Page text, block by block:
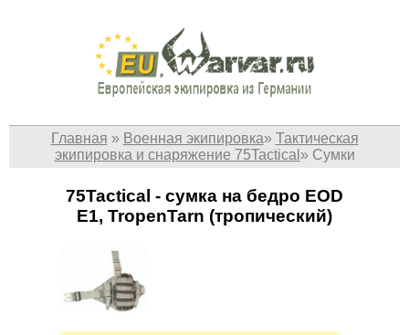
Главная » Военная экипировка» Тактическая
экипировка и снаряжение 75Tactical » Сумки
75Tactical - cумка на бедро EOD
E1, TropenTarn (тропический)